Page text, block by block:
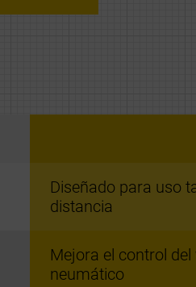
Diseñado para uso
distancia
Mejora el control
neumático